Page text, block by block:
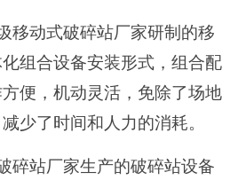
移动式破碎站厂家研制的移
组合设备安装形式，组合配
便，机动灵活，免除了场地
少了时间和人力的消耗。
碎站厂家生产的破碎站设备